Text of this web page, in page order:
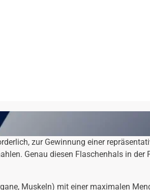
zur Gewinnung einer
Genau diesen Flaschenhals in der
Muskeln) mit einer maximalen